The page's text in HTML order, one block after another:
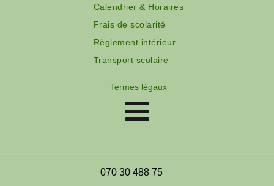
Calendrier & Horaires
Frais de scolarité
Règlement intérieur
Transport scolaire
Termes légaux
070 30 488 75